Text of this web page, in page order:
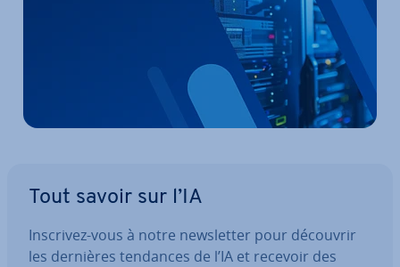
Tout savoir sur l’IA
Inscrivez-vous à notre news­let­ter pour découvrir
les dernières tendances de l’IA et recevoir des